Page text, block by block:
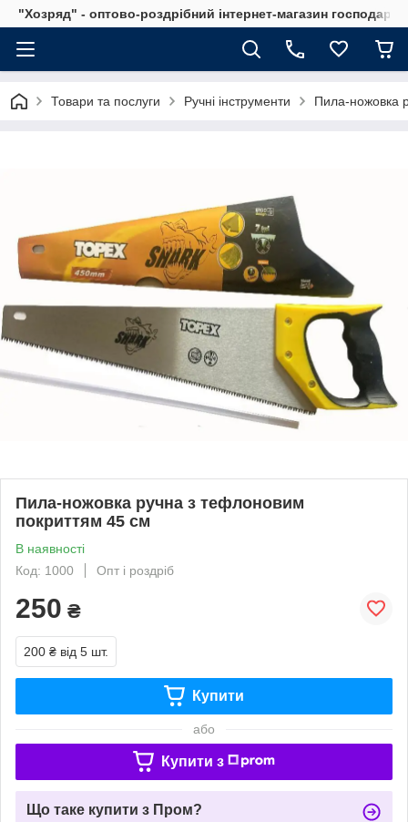
"Хозряд" - оптово-роздрібний інтернет-магазин
Товари та послуги Ручні інструменти Пила-ножовка
Пила-ножовка ручна з тефлоновим
покриттям 45 см
В наявності
Код: 1000
Опт і роздріб
250 ₴
200 ₴ від 5 шт.
Купити
або
Купити з
Що таке купити з Пром?